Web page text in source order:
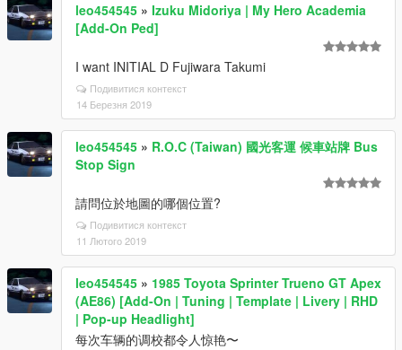
leo454545 » Izuku Midoriya | My Hero Academia
[Add-On Ped]
I want INITIAL D Fujiwara Takumi
Подивитися контекст
14 Березня 2019
leo454545 » R.O.C (Taiwan) 國光客運 候車站牌 Bus
Stop Sign
請問位於地圖的哪個位置?
Подивитися контекст
11 Лютого 2019
leo454545 » 1985 Toyota Sprinter Trueno GT Apex
(AE86) [Add-On | Tuning | Template | Livery | RHD
| Pop-up Headlight]
每次车辆的调校都令人惊艳〜